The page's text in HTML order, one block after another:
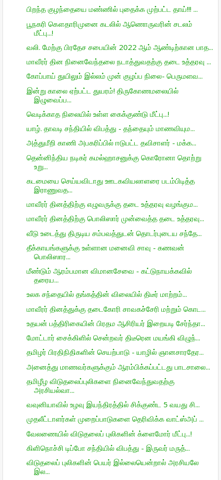
பிறந்த குழந்தையை மண்ணில் புதைக்க முற்பட்ட தாய்!!! ...
பூநகரி கௌதாரிமுனை கடலில் ஆணொருவரின் சடலம்
மீட்பு...!
வலி. மேற்கு பிரதேச சபையின் 2022 ஆம் ஆண்டிற்கான பாத...
மாவீரர் தின நினைவேந்தலை நடாத்துவதற்கு தடை உத்தரவு ...
கோப்பாய் துயிலும் இல்லம் முன் குழப்ப நிலை- பெருமளவ...
இன்று காலை ஏற்பட்ட துயரம்! திருகோணமலையில்
இழுவைப்ப...
வெடிக்காத நிலையில் உள்ள கைக்குண்டு மீட்பு...!
யாழ். தாவடி சந்தியில் விபத்து - தந்தையும் மாணவியும...
அத்துமீறி காணி அபகரிப்பில் ஈடுபட்ட தவிசாளர் - மக்க...
தென்னிந்திய நடிகர் கமல்ஹாசனுக்கு கொரோனா தொற்று
உறு...
கடமையை செய்யவிடாது ஊடகவியலாளரை படம்பிடித்த
இராணுவத...
மாவீரர் தினத்திற்கு எழுவருக்கு தடை உத்தரவு வழங்கும...
மாவீரர் தினத்திற்கு பொலிஸார் முன்வைத்த தடை உத்தரவு...
வீடு உடைத்து திருடிய சம்பவத்துடன் தொடர்புடைய சந்தே...
தீக்காயங்களுக்கு உள்ளான மனைவி சாவு - கணவன்
பொலிஸார...
மீண்டும் ஆரம்பமான விமானசேவை - கட்டுநாயக்கவில்
தரைய...
உலக சந்தையில் தங்கத்தின் விலையில் திடீர் மாற்றம்...
மாவீரர் தினத்துக்கு தடைகோரி சாவகச்சேரி மற்றும் கொட...
உதயன் பத்திரிகையின் பிரதம ஆசிரியர் இறையடி சேர்ந்தா...
மோட்டார் சைக்கிளில் சென்றவர் திடீரென மயங்கி விழுந்...
தமிழர் பிரதிநிதிகளின் செயற்பாடு - யாழில் ஞானசாரதேர...
அனைத்து மாணவர்களுக்கும் ஆரம்பிக்கப்பட்டது பாடசாலை...
தமிழீழ விடுதலைப்புலிகளை நினைவேந்துவதற்கு
அரசியல்வா...
வவுனியாவில் உழவு இயந்திரத்தில் சிக்குண்ட 5 வயது சி...
முதலீட்டாளர்கள் முறைப்பாடுகளை தெரிவிக்க வாட்ஸ்அப் ...
வேலணையில் விடுதலைப் புலிகளின் க்ளைமோர் மீட்பு...!
கிளிநொச்சி டிப்போ சந்தியில் விபத்து - இருவர் மருத்...
விடுதலைப் புலிகளின் பெயர் இல்லையென்றால் அரசியலே
இல...